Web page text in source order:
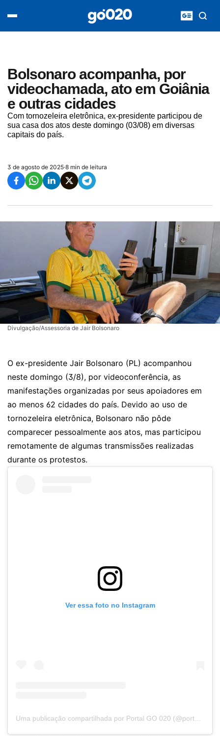
Bolsonaro acompanha, por
videochamada, ato em Goiânia
e outras cidades
Com tornozeleira eletrônica, ex-presidente participou de
sua casa dos atos deste domingo (03/08) em diversas
capitais do país.
3 de agosto de 2025·8 min de leitura
Divulgação/Assessoria de Jair Bolsonaro
O ex-presidente Jair Bolsonaro (PL) acompanhou
neste domingo (3/8), por videoconferência, as
manifestações organizadas por seus apoiadores em
ao menos 62 cidades do país. Devido ao uso de
tornozeleira eletrônica, Bolsonaro não pôde
comparecer pessoalmente aos atos, mas participou
remotamente de algumas transmissões realizadas
durante os protestos.
Ver essa foto no Instagram
Uma publicação compartilhada por Portal GO 020 (@portalgo020)
acontece agora
entretenimento
vídeos
pod020